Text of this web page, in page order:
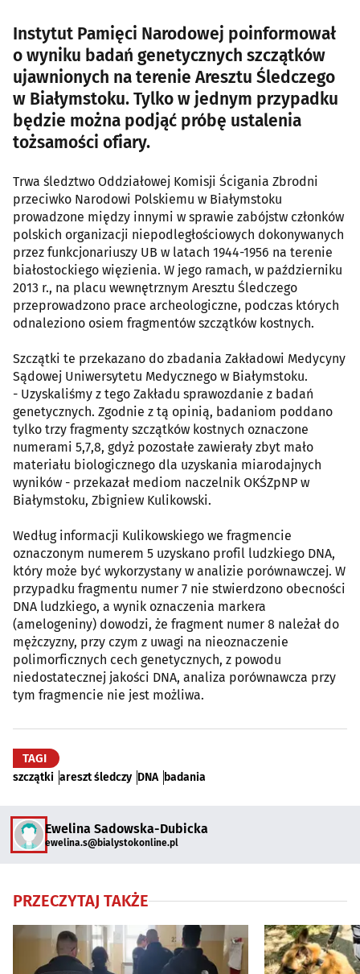
Instytut Pamięci Narodowej poinformował
o wyniku badań genetycznych szczątków
ujawnionych na terenie Aresztu Śledczego
w Białymstoku. Tylko w jednym przypadku
będzie można podjąć próbę ustalenia
tożsamości ofiary.
Trwa śledztwo Oddziałowej Komisji Ścigania Zbrodni
przeciwko Narodowi Polskiemu w Białymstoku
prowadzone między innymi w sprawie zabójstw członków
polskich organizacji niepodległościowych dokonywanych
przez funkcjonariuszy UB w latach 1944-1956 na terenie
białostockiego więzienia. W jego ramach, w październiku
2013 r., na placu wewnętrznym Aresztu Śledczego
przeprowadzono prace archeologiczne, podczas których
odnaleziono osiem fragmentów szczątków kostnych.
Szczątki te przekazano do zbadania Zakładowi Medycyny
Sądowej Uniwersytetu Medycznego w Białymstoku.
- Uzyskaliśmy z tego Zakładu sprawozdanie z badań
genetycznych. Zgodnie z tą opinią, badaniom poddano
tylko trzy fragmenty szczątków kostnych oznaczone
numerami 5,7,8, gdyż pozostałe zawierały zbyt mało
materiału biologicznego dla uzyskania miarodajnych
wyników - przekazał mediom naczelnik OKŚZpNP w
Białymstoku, Zbigniew Kulikowski.
Według informacji Kulikowskiego we fragmencie
oznaczonym numerem 5 uzyskano profil ludzkiego DNA,
który może być wykorzystany w analizie porównawczej. W
przypadku fragmentu numer 7 nie stwierdzono obecności
DNA ludzkiego, a wynik oznaczenia markera
(amelogeniny) dowodzi, że fragment numer 8 należał do
mężczyzny, przy czym z uwagi na nieoznaczenie
polimorficznych cech genetycznych, z powodu
niedostatecznej jakości DNA, analiza porównawcza przy
tym fragmencie nie jest możliwa.
TAGI
szczątki areszt śledczy DNA badania
Ewelina Sadowska-Dubicka
ewelina.s@bialystokonline.pl
PRZECZYTAJ TAKŻE